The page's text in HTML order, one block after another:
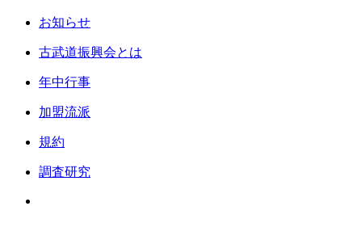
お知らせ
古武道振興会とは
年中行事
加盟流派
規約
調査研究